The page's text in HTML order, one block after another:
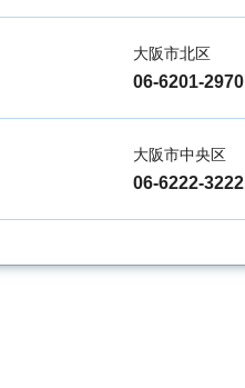
大阪市北区
06-6201-2970
大阪市中央区
06-6222-3222